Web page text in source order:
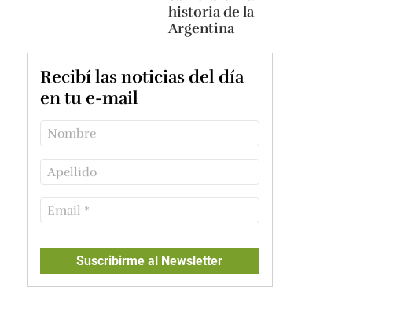
historia de la
Argentina
Recibí las noticias del día
en tu e-mail
Suscribirme al Newsletter